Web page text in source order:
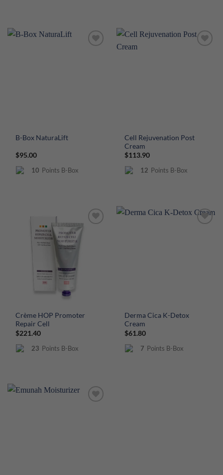
B-Box NaturaLift
$95.00
10 Points B-Box
Cell Rejuvenation Post
Cream
$113.90
12 Points B-Box
Crème HOP Promoter
Repair Cell
$221.40
23 Points B-Box
Derma Cica K-Detox
Cream
$61.80
7 Points B-Box